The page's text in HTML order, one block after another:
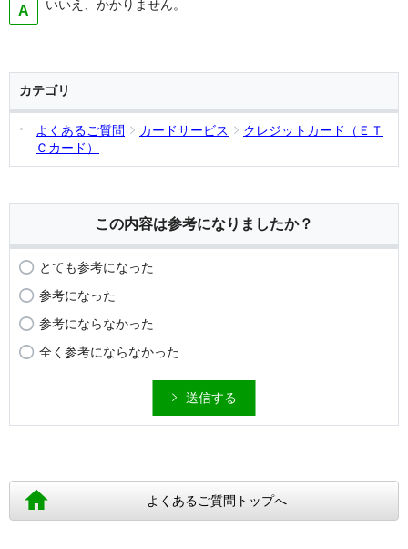
いいえ、かかりません。
カテゴリ
よくあるご質問 カードサービス
クレジットカード（ＥＴ
Ｃカード）
この内容は参考になりましたか？
とても参考になった
参考になった
参考にならなかった
全く参考にならなかった
送信する
よくあるご質問トップへ